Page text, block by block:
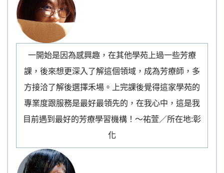
一開始是因為感興趣，在其他學苑上過一些芳療
課，後來想更深入了解這個領域，成為芳療師，多
方接洽了解後選擇禾場。上完課後覺得這家學苑的
專業度跟服務是最好最領先的，在我心中，這是我
目前遇到最好的芳療學習機構！～祐萱／所在地:彰
化